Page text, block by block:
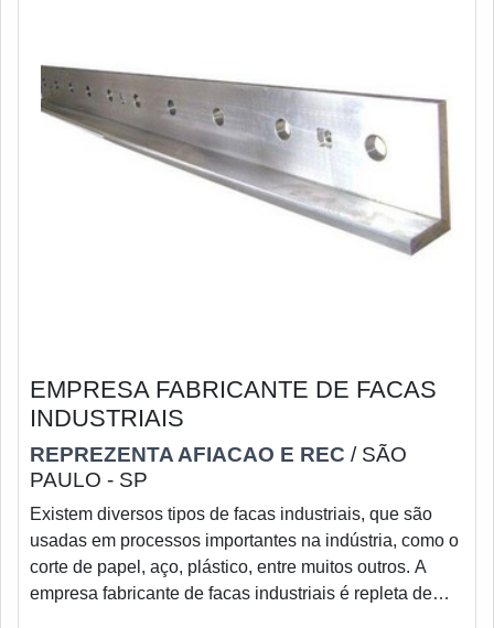
EMPRESA FABRICANTE DE FACAS
INDUSTRIAIS
REPREZENTA AFIACAO E REC / SÃO
PAULO - SP
Existem diversos tipos de facas industriais, que são
usadas em processos importantes na indústria, como o
corte de papel, aço, plástico, entre muitos outros. A
empresa fabricante de facas industriais é repleta de